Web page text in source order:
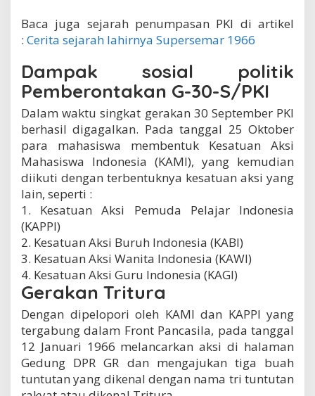
Baca juga sejarah penumpasan PKI di artikel
: Cerita sejarah lahirnya Supersemar 1966
Dampak sosial politik
Pemberontakan G-30-S/PKI
Dalam waktu singkat gerakan 30 September PKI
berhasil digagalkan. Pada tanggal 25 Oktober
para mahasiswa membentuk Kesatuan Aksi
Mahasiswa Indonesia (KAMI), yang kemudian
diikuti dengan terbentuknya kesatuan aksi yang
lain, seperti :
1. Kesatuan Aksi Pemuda Pelajar Indonesia
(KAPPI)
2. Kesatuan Aksi Buruh Indonesia (KABI)
3. Kesatuan Aksi Wanita Indonesia (KAWI)
4. Kesatuan Aksi Guru Indonesia (KAGI)
Gerakan Tritura
Dengan dipelopori oleh KAMI dan KAPPI yang
tergabung dalam Front Pancasila, pada tanggal
12 Januari 1966 melancarkan aksi di halaman
Gedung DPR GR dan mengajukan tiga buah
tuntutan yang dikenal dengan nama tri tuntutan